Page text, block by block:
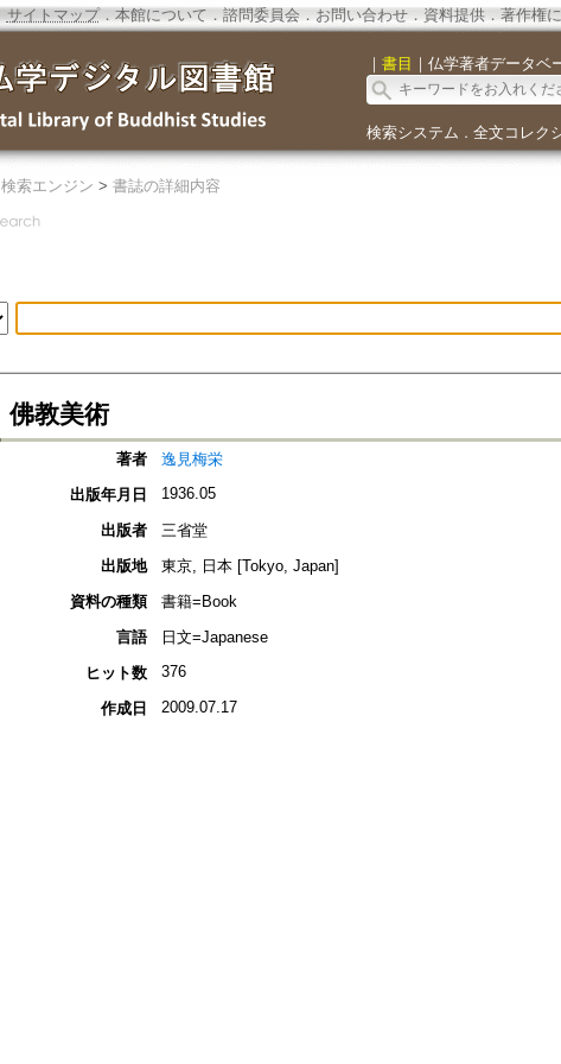
サイトマップ．本館について ． 諮問委員会． お問い合わせ． 資料提供． 著作権
｜ 書目 ｜ 仏学著者データベ
検索システム ． 全文コレク
検索エンジン > 書誌の詳細内容
佛教美術
著者
逸見梅栄
出版年月日
1936.05
出版者
三省堂
出版地
東京, 日本 [Tokyo, Japan]
資料の種類
書籍=Book
言語
日文=Japanese
ヒット数
376
作成日 2009.07.17